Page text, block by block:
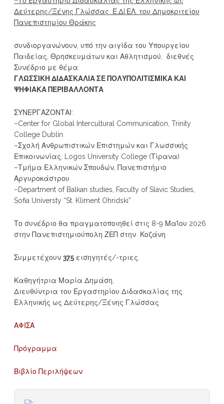
Δεύτερης/Ξένης Γλώσσας. Ε.ΔI.ΕΛ. του Δημοκριτείου
Πανεπιστημίου Θράκης
συνδιοργανώνουν, υπό την αιγίδα του Υπουργείου
Παιδείας, Θρησκευμάτων και Αθλητισμού, διεθνές
Συνέδριο με θέμα:
ΓΛΩΣΣΙΚΗ ΔΙΔΑΣΚΑΛΙΑΣΕ ΠΟΛΥΠΟΛΙΤΙΣΜΙΚΑ ΚΑΙ
ΨΗΦΙΑΚΑ ΠΕΡΙΒΑΛΛΟΝΤΑ
ΣΥΝΕΡΓΑΖΟΝΤΑΙ:
–Center for Global Intercultural Communication, Trinity
College Dublin
–Σχολή Ανθρωπιστικών Επιστημών και Γλωσσικής
Επικοινωνίας, Logos University College (Τίρανα)
–Τμήμα Ελληνικών Σπουδών, Πανεπιστήμιο
Αργυροκάστρου
–Department of Balkan studies, Faculty of Slavic Studies,
Sofia Universty “St. Kliment Ohridski”
Το συνέδριο θα πραγματοποιηθεί στις 8-9 Μαΐου 2026
στην Πανεπιστημιούπολη ΖΕΠ στην Κοζάνη
Συμμετέχουν 375εισηγητές/-τριες.
Καθηγήτρια Μαρία Δημάση,
Διευθύντρια του Εργαστηρίου Διδασκαλίας της
Ελληνικής ως Δεύτερης/Ξένης Γλώσσας
ΑΦΙΣΑ
Πρόγραμμα
Βιβλίο Περιλήψεων